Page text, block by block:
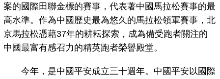
案的國際田聯金標的賽事，代表著中國馬拉松賽事的最
高水準。作為中國歷史最為悠久的馬拉松領軍賽事，北
京馬拉松憑藉37年的耕耘探索，成為備受跑者關注的
中國最富有感召力的精英跑者榮譽殿堂。
今年，是中國平安成立三十週年。中國平安以國際